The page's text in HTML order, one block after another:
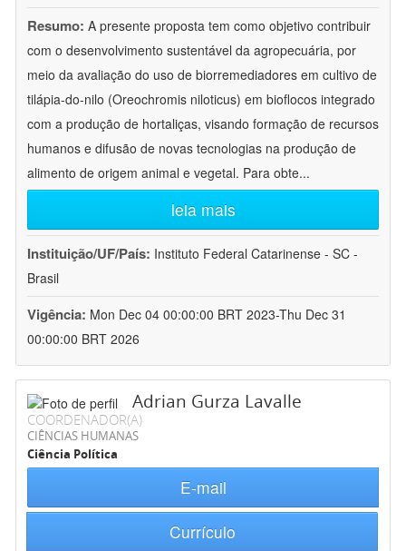
Resumo: A presente proposta tem como objetivo contribuir
com o desenvolvimento sustentável da agropecuária, por
meio da avaliação do uso de biorremediadores em cultivo de
tilápia-do-nilo (Oreochromis niloticus) em bioflocos integrado
com a produção de hortaliças, visando formação de recursos
humanos e difusão de novas tecnologias na produção de
alimento de origem animal e vegetal. Para obte...
leia mais
Instituição/UF/País: Instituto Federal Catarinense - SC -
Brasil
Vigência: Mon Dec 04 00:00:00 BRT 2023-Thu Dec 31
00:00:00 BRT 2026
Adrian Gurza Lavalle
COORDENADOR(A)
CIÊNCIAS HUMANAS
Ciência Política
E-mail
Currículo